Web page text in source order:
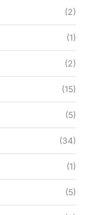
(2)
(1)
(2)
(15)
(5)
(34)
(1)
(5)